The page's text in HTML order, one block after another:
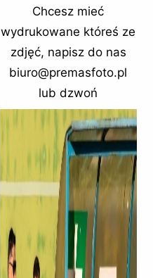
Chcesz mieć
wydrukowane któreś ze
zdjęć, napisz do nas
biuro@premasfoto.pl
lub dzwoń